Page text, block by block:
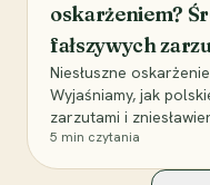
oskarżeniem?
fałszywych
Niesłuszne
Wyjaśniamy, jak
zarzutami i
5 min czytania